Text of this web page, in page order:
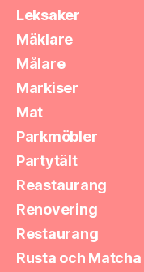
Leksaker
Mäklare
Målare
Markiser
Mat
Parkmöbler
Partytält
Reastaurang
Renovering
Restaurang
Rusta och Matcha